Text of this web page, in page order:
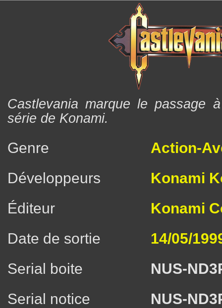
Castlevania marque le passage
série de Konami.
Genre
Action-
Développeurs
Konami
Éditeur
Konami
Date de sortie
14/05/
Serial boite
NUS-
Serial notice
NUS-